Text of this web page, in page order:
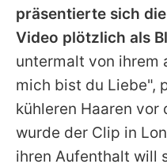
App
präsentierte sich
Video plötzlich als
untermalt von ihrem
mich bist du Liebe",
kühleren Haaren vor
wurde der Clip in
ihren Aufenthalt will